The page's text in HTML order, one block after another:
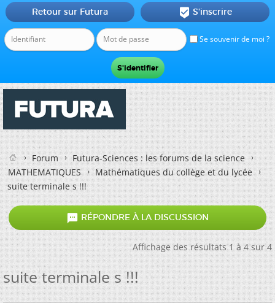
Se souvenir de moi ?
Retour sur Futura  S'inscrire
Forum
Futura-Sciences : les forums de la science
MATHEMATIQUES
Mathématiques du collège et du lycée
suite terminale s !!!
 RÉPONDRE À LA DISCUSSION
Affichage des résultats 1 à 4 sur 4
suite terminale s !!!